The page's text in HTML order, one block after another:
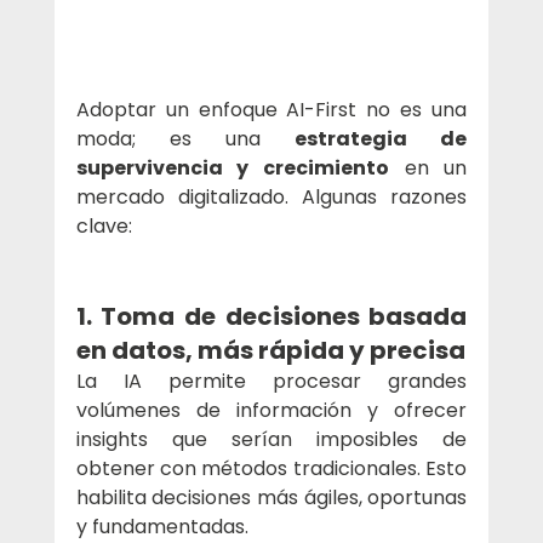
Adoptar un enfoque AI-First no es una
moda; es una estrategia de
supervivencia y crecimiento en un
mercado digitalizado. Algunas razones
clave:
1. Toma de decisiones basada
en datos, más rápida y precisa
La IA permite procesar grandes
volúmenes de información y ofrecer
insights que serían imposibles de
obtener con métodos tradicionales. Esto
habilita decisiones más ágiles, oportunas
y fundamentadas.